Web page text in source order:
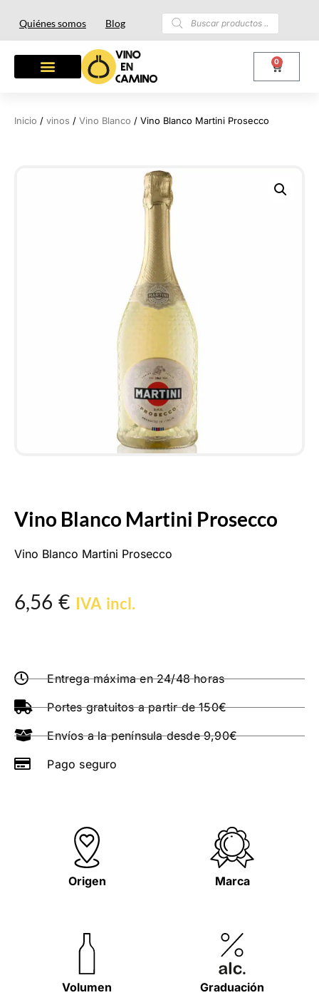
Quiénes somos Blog
0
Inicio / vinos / Vino Blanco / Vino Blanco Martini Prosecco
Vino Blanco Martini Prosecco
Vino Blanco Martini Prosecco
6,56 € IVA incl.
Entrega máxima en 24/48 horas
Portes gratuitos a partir de 150€
Envíos a la península desde 9,90€
Pago seguro
Origen Marca
Volumen Graduación